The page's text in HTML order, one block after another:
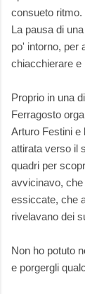
consueto ritmo.
La pausa di
po' intorno, per
chiacchierare e
Proprio in una
Ferragosto
Arturo Festini e
attirata verso il
quadri per
avvicinavo,
essiccate, che
rivelavano dei
Non ho potuto
e porgergli